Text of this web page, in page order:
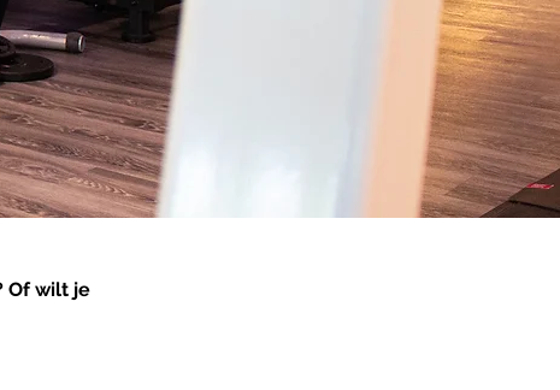
Of wilt je